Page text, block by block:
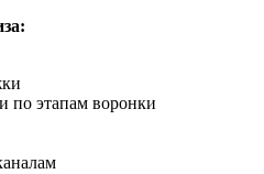
по этапам воронки